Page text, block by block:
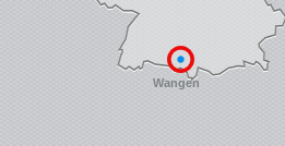
Wangen